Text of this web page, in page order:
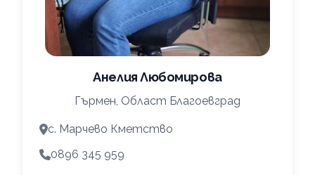
Анелия Любомирова
Гърмен, Област Благоевград
с. Марчево Кметство
0896 345 959